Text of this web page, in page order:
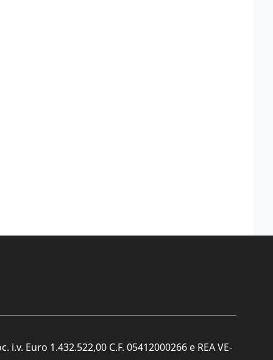
Euro 1.432.522,00 C.F. 05412000266 e REA VE-